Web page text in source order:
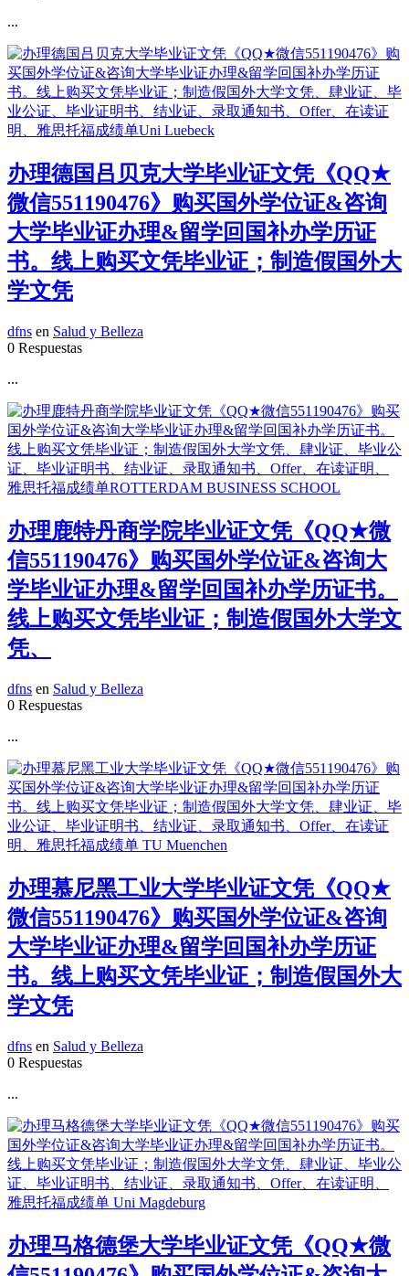
...
办理德国吕贝克大学毕业证文凭《QQ★
微信551190476》购买国外学位证&咨询
大学毕业证办理&留学回国补办学历证
书。线上购买文凭毕业证；制造假国外大
学文凭
dfns en Salud y Belleza
0 Respuestas
...
办理鹿特丹商学院毕业证文凭《QQ★微
信551190476》购买国外学位证&咨询大
学毕业证办理&留学回国补办学历证书。
线上购买文凭毕业证；制造假国外大学文
凭、
dfns en Salud y Belleza
0 Respuestas
...
办理慕尼黑工业大学毕业证文凭《QQ★
微信551190476》购买国外学位证&咨询
大学毕业证办理&留学回国补办学历证
书。线上购买文凭毕业证；制造假国外大
学文凭
dfns en Salud y Belleza
0 Respuestas
...
办理马格德堡大学毕业证文凭《QQ★微